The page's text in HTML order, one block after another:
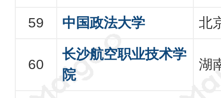
中国政法大学 北
长沙航空职业技术学
院
湖